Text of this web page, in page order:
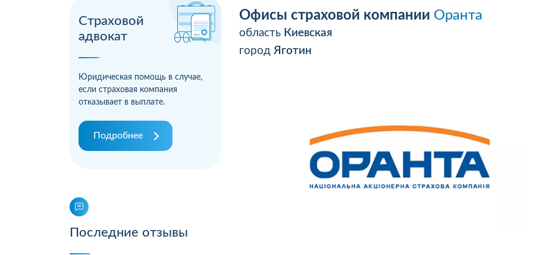
Страховой
адвокат
Юридическая помощь в случае,
если страховая компания
отказывает в выплате.
Подробнее
Последние отзывы
Офисы страховой компании Оранта
область Киевская
город Яготин